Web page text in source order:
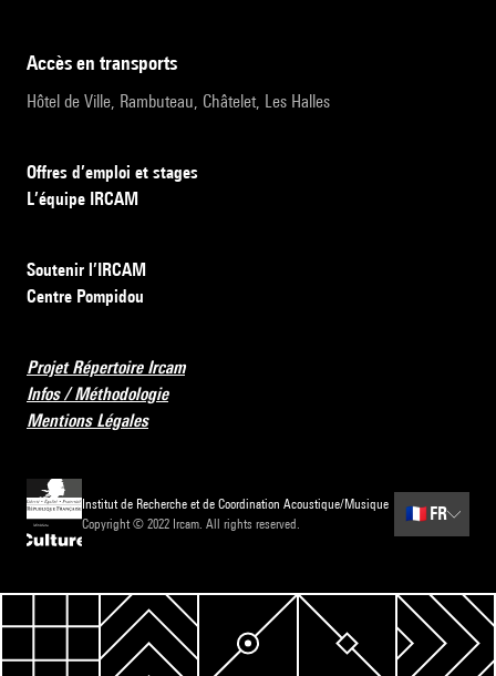
accès en transports
Hôtel de Ville, Rambuteau, Châtelet, Les Halles
Offres d’emploi et stages
L’équipe IRCAM
Soutenir l’IRCAM
Centre Pompidou
Projet Répertoire Ircam
Infos / Méthodologie
Mentions Légales
Institut de Recherche et de Coordination Acoustique/Musique
Copyright © 2022 Ircam. All rights reserved.
🇫🇷 FR